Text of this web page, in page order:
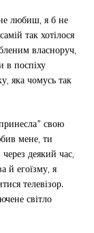
любиш, я б не
так хотілося
власноруч,
в поспіху
яка чомусь так
свою
мене, ти
деякий час,
й егоїзму, я
телевізор.
світло